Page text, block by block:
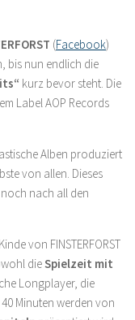
(Facebook)
bis nun endlich die
kurz bevor steht. Die
Label AOP Records
Alben produziert
von allen. Dieses
nach all den
von FINSTERFORST
dieSpielzeit mit
Longplayer, die
Minuten werden von